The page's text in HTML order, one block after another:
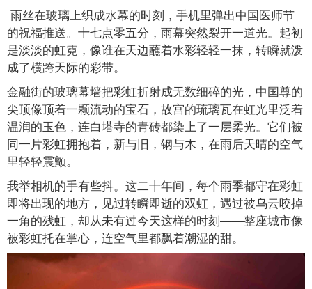
雨丝在玻璃上织成水幕的时刻，手机里弹出中国医师节
的祝福推送。十七点零五分，雨幕突然裂开一道光。起初
是淡淡的虹霓，像谁在天边蘸着水彩轻轻一抹，转瞬就泼
成了横跨天际的彩带。
金融街的玻璃幕墙把彩虹折射成无数细碎的光，中国尊的
尖顶像顶着一颗流动的宝石，故宫的琉璃瓦在虹光里泛着
温润的玉色，连白塔寺的青砖都染上了一层柔光。它们被
同一片彩虹拥抱着，新与旧，钢与木，在雨后天晴的空气
里轻轻震颤。
我举相机的手有些抖。这二十年间，每个雨季都守在彩虹
即将出现的地方，见过转瞬即逝的双虹，遇过被乌云咬掉
一角的残虹，却从未有过今天这样的时刻——整座城市像
被彩虹托在掌心，连空气里都飘着潮湿的甜。